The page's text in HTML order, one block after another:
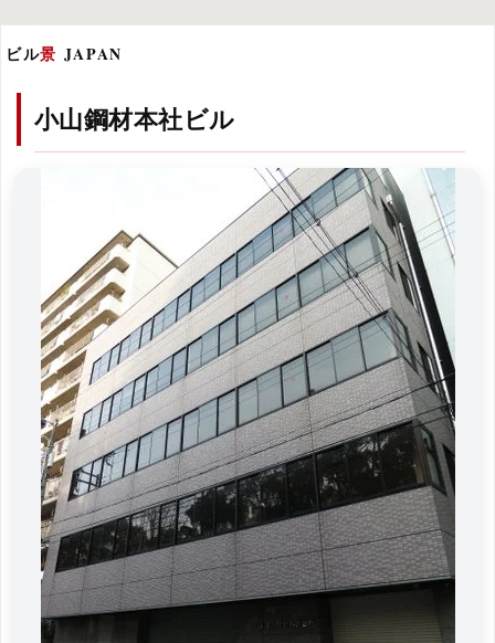
ビル景 JAPAN
小山鋼材本社ビル